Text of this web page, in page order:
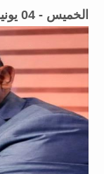
الخميس - 04 يونيو 2026 - الساعة 01:00 ص